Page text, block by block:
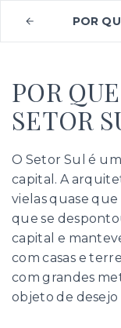
POR
POR
SETOR
O Setor Sul é
capital. A
vielas quase
que se
capital e
com casas e
com grandes
objeto de desejo